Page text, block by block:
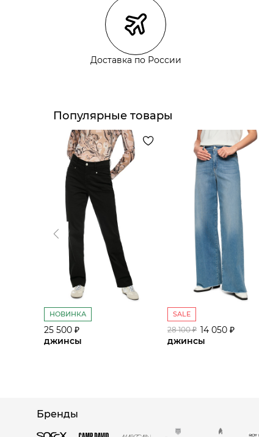
Курьерская доставка СДЭК
Самовывоз из пункта выдачи СДЭК
Самовывоз из наших магазинов
Самовывоз из пункта выдачи СДЭК
Доставка по России
Популярные товары
НОВИНКА
25 500 ₽
джинсы
SALE
28 100 ₽ 14 050 ₽
джинсы
Бренды